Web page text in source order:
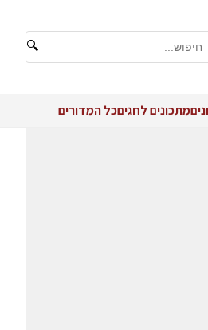
🔍
מתכונים לחגיםכל המדורים